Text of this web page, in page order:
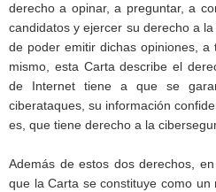
derecho a opinar, a preguntar, a
candidatos y ejercer su derecho a
de poder emitir dichas opiniones, a
mismo, esta Carta describe el
de Internet tiene a que se
ciberataques, su información
es, que tiene derecho a la
Además de estos dos derechos,
que la Carta se constituye como